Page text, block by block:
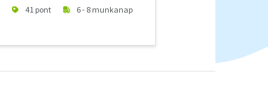
41 pont 6 - 8 munkanap